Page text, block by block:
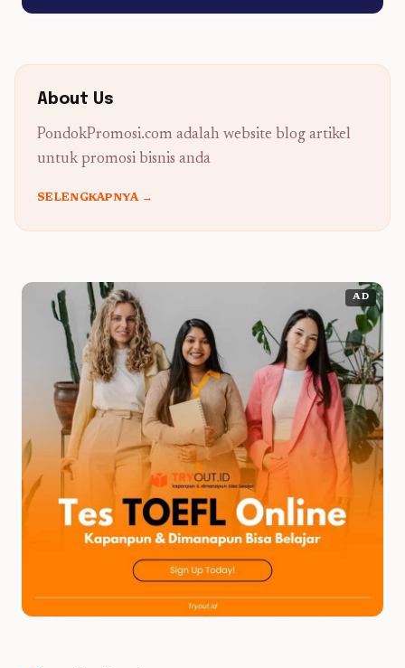
About Us
PondokPromosi.com adalah website blog artikel
untuk promosi bisnis anda
SELENGKAPNYA →
AD